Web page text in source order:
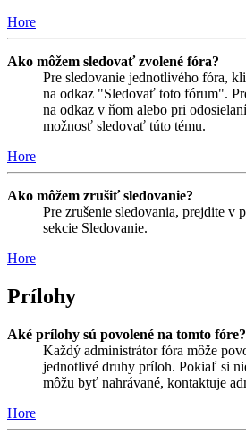
Hore
Ako môžem sledovať zvolené fóra?
Pre sledovanie jednotlivého fóra,
na odkaz "Sledovať toto fórum".
na odkaz v ňom alebo pri
možnosť sledovať túto tému.
Hore
Ako môžem zrušiť sledovanie?
Pre zrušenie sledovania, prejdite v
sekcie Sledovanie.
Hore
Prílohy
Aké prílohy sú povolené na tomto fóre?
Každý administrátor fóra môže
jednotlivé druhy príloh. Pokiaľ si
môžu byť nahrávané, kontaktuje
Hore